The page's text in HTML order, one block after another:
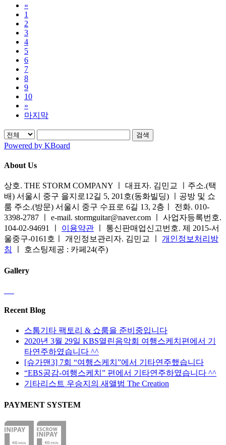
«
1
2
3
4
5
6
7
8
9
10
»
마지막
검색
Powered by KBoard
About Us
상호. THE STORM COMPANY ㅣ 대표자. 김민교 ㅣ주소.(택
배) 서울시 중구 을지로12길 5, 201호(동화빌딩) ㅣ공방 및 쇼
룸 주소.(방문) 서울시 중구 수표로 6길 13, 2층ㅣ 전화. 010-
3398-2787 ㅣ e-mail. stormguitar@naver.com ㅣ 사업자등록번호.
104-02-94691 ㅣ 이용약관 ㅣ 통신판매업신고번호. 제 2015-서
울중구-0161호ㅣ 개인정보관리자. 김민교 ㅣ 개인정보처리방
침
ㅣ 호스팅제공 : 카페24(주)
Gallery
Recent Blog
스톰기타 팩토리 & 쇼룸을 준비중입니다
2020년 3월 29일 KBS열린음악회 여행스케치편에서 기
타연주하였습니다 ^^
[슈가맨3] 7회 “여행스케치”에서 기타연주했습니다
“EBS공감-여행스케치” 편에서 기타연주하였습니다 ^^
기타리스트 우승지의 새앨범 The Creation
PAYMENT SYSTEM